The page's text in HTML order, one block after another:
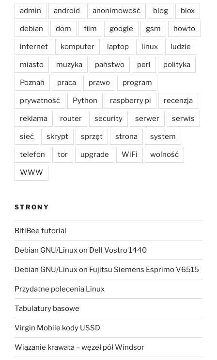
admin android anonimowość blog blox
debian dom film google gsm howto
internet komputer laptop linux ludzie
miasto muzyka państwo perl polityka
Poznań praca prawo program
prywatność Python raspberry pi recenzja
reklama router security serwer serwis
sieć skrypt sprzęt strona system
telefon tor upgrade WiFi wolność
WWW
STRONY
BitlBee tutorial
Debian GNU/Linux on Dell Vostro 1440
Debian GNU/Linux on Fujitsu Siemens Esprimo V6515
Przydatne polecenia Linux
Tabulatury basowe
Virgin Mobile kody USSD
Wiązanie krawata – węzeł pół Windsor